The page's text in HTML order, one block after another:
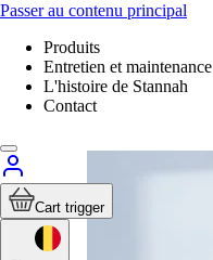
Passer au contenu principal
Produits
Entretien et maintenance
L'histoire de Stannah
Contact
Cart trigger